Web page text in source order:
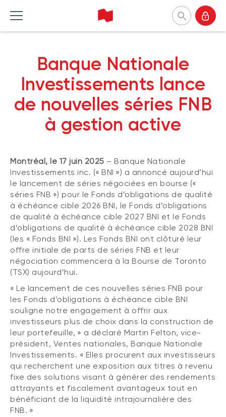
Accueil Produits
FONDS COMMUNS DE PLACEMENT
Liste des fonds communs de
placement
Fonds durables
FONDS NÉGOCIÉS EN BOURSE
Liste des fonds négociés en bourse
(FNB)
À propos des FNB BNI
FNB de rotation thématique BNI (NTHM)
FNB durables
SOLUTIONS DE PORTEFEUILLE
Liste des solutions de portefeuille BNI
Portefeuilles FNB BNI
Portefeuilles Méritage
Portefeuilles durables BNI
Accueil Perspectives
CATÉGORIES
Marché et macroéconomie
Stratégies d'investissement
Investissement responsable
Perspectives pour spécialistes en
placement
TYPES DE CONTENU
Articles
Balados
Vidéos
Livres blancs
Accueil Outils et ressources
OUTILS
Formulaires
Comprendre les séries de Fonds BNI
Guide Investir
Survol des Fonds BNI
Programme de réduction des frais
DOCUMENTS RÉGLEMENTAIRES
Prospectus
Rapports annuels
Aperçus de fonds
Vote par procuration
Addendas
Relevés SPEP
Déclaration de principes sur les conflits
d’intérêts (PDF)
Accueil À propos
POURQUOI NOUS CHOISIR
Notre approche
Investissement responsable
Nos dirigeantes et dirigeants
Communiqués de presse
EnglishBanque Nationale
Investissements lance
de nouvelles séries FNB
à gestion active
Montréal, le 17 juin 2025 – Banque Nationale
Investissements inc. (« BNI ») a annoncé aujourd’hui
le lancement de séries négociées en bourse («
séries FNB ») pour le Fonds d’obligations de qualité
à échéance cible 2026 BNI, le Fonds d’obligations
de qualité à échéance cible 2027 BNI et le Fonds
d’obligations de qualité à échéance cible 2028 BNI
(les « Fonds BNI »). Les Fonds BNI ont clôturé leur
offre initiale de parts de séries FNB et leur
négociation commencera à la Bourse de Toronto
(TSX) aujourd’hui.
« Le lancement de ces nouvelles séries FNB pour
les Fonds d’obligations à échéance cible BNI
souligne notre engagement à offrir aux
investisseurs plus de choix dans la construction de
leur portefeuille, » a déclaré Martin Felton, vice-
président, Ventes nationales, Banque Nationale
Investissements. « Elles procurent aux investisseurs
qui recherchent une exposition aux titres à revenu
fixe des solutions visant à générer des rendements
attrayants et fiscalement avantageux tout en
bénéficiant de la liquidité intrajournalière des
FNB. »